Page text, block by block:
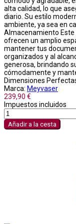
alta calidad, lo que
diario. Su estilo
ambiente, ya sea en
Almacenamiento
ofrecen un amplio
mantener tus
organizados y al
generosa, brindando
cómodamente y
Dimensiones
Marca: Meyvaser
239,90 €
Impuestos incluidos
Añadir a la cesta